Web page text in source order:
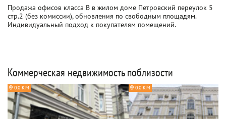
Продажа офисов класса B в жилом доме Петровский переулок 5
стр.2 (без комиссии), обновления по свободным площадям.
Индивидуальный подход к покупателям помещений.
Коммерческая недвижимость поблизости
0.0 КМ 0.0 КМ